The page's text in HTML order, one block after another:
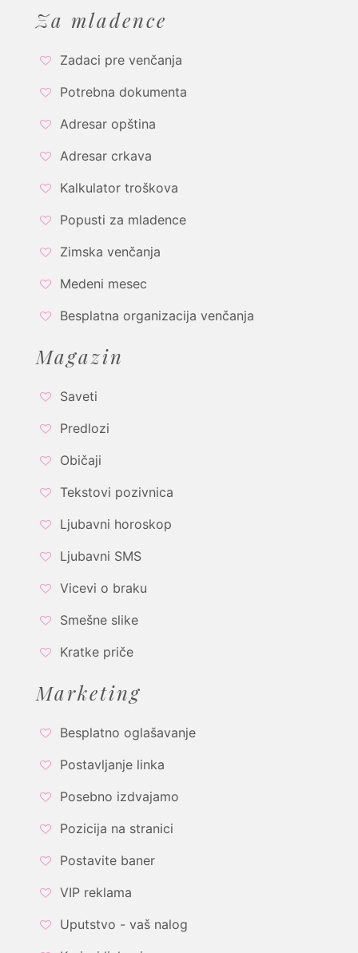
Za mladence
Zadaci pre venčanja
Potrebna dokumenta
Adresar opština
Adresar crkava
Kalkulator troškova
Popusti za mladence
Zimska venčanja
Medeni mesec
Besplatna organizacija venčanja
Magazin
Saveti
Predlozi
Običaji
Tekstovi pozivnica
Ljubavni horoskop
Ljubavni SMS
Vicevi o braku
Smešne slike
Kratke priče
Marketing
Besplatno oglašavanje
Postavljanje linka
Posebno izdvajamo
Pozicija na stranici
Postavite baner
VIP reklama
Uputstvo - vaš nalog